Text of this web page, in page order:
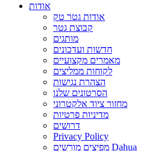
אודות
אודות גטר טק
קבוצת גטר
מותגים
חדשות ועדכונים
מאמרים מקצועיים
לקוחות ממליצים
הצהרת נגישות
הסרטונים שלנו
מחזור ציוד אלקטרוני
מדיניות פרטיות
דרושים
Privacy Policy
מפיצים מורשים Dahua